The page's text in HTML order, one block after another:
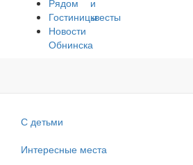
Рядом
Гостиницы
Новости
Обнинска
и
квесты
С детьми
Интересные места